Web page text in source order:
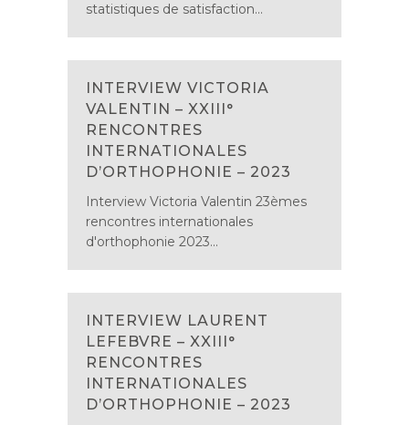
statistiques de satisfaction...
INTERVIEW VICTORIA
VALENTIN – XXIII°
RENCONTRES
INTERNATIONALES
D’ORTHOPHONIE – 2023
Interview Victoria Valentin 23èmes
rencontres internationales
d'orthophonie 2023...
INTERVIEW LAURENT
LEFEBVRE – XXIII°
RENCONTRES
INTERNATIONALES
D’ORTHOPHONIE – 2023